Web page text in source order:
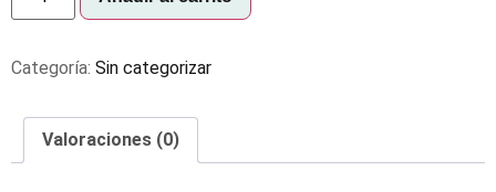
Categoría: Sin categorizar
Valoraciones (0)